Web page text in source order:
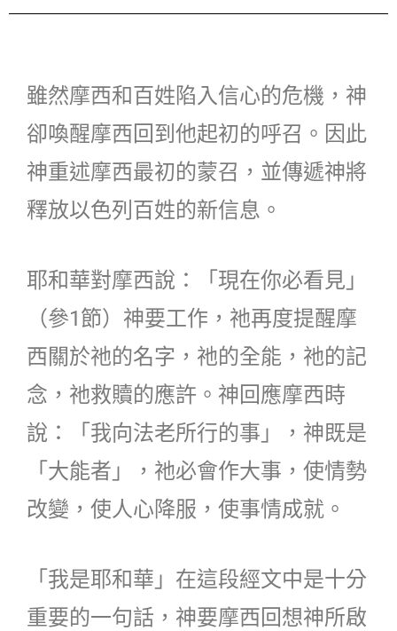
雖然摩西和百姓陷入信心的危機，神
卻喚醒摩西回到他起初的呼召。因此
神重述摩西最初的蒙召，並傳遞神將
釋放以色列百姓的新信息。
耶和華對摩西說：「現在你必看見」
（參1節）神要工作，祂再度提醒摩
西關於祂的名字，祂的全能，祂的記
念，祂救贖的應許。神回應摩西時
說：「我向法老所行的事」，神既是
「大能者」，祂必會作大事，使情勢
改變，使人心降服，使事情成就。
「我是耶和華」在這段經文中是十分
重要的一句話，神要摩西回想神所啟